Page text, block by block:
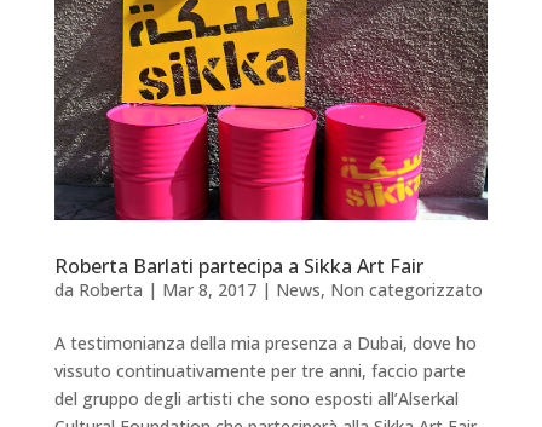
Roberta Barlati partecipa a Sikka Art Fair
da Roberta | Mar 8, 2017| News, Non categorizzato
A testimonianza della mia presenza a Dubai, dove ho
vissuto continuativamente per tre anni, faccio parte
del gruppo degli artisti che sono esposti all’Alserkal